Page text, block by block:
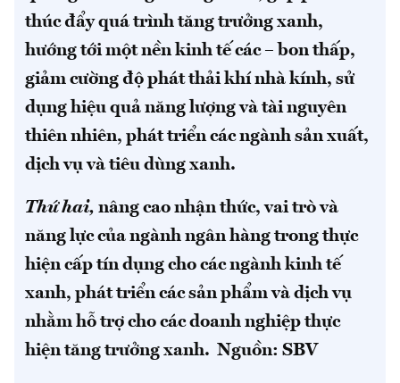
thúc đẩy quá trình tăng trưởng xanh,
hướng tới một nền kinh tế các – bon thấp,
giảm cường độ phát thải khí nhà kính, sử
dụng hiệu quả năng lượng và tài nguyên
thiên nhiên, phát triển các ngành sản xuất,
dịch vụ và tiêu dùng xanh.
Thứ hai, nâng cao nhận thức, vai trò và
năng lực của ngành ngân hàng trong thực
hiện cấp tín dụng cho các ngành kinh tế
xanh, phát triển các sản phẩm và dịch vụ
nhằm hỗ trợ cho các doanh nghiệp thực
hiện tăng trưởng xanh. Nguồn: SBV